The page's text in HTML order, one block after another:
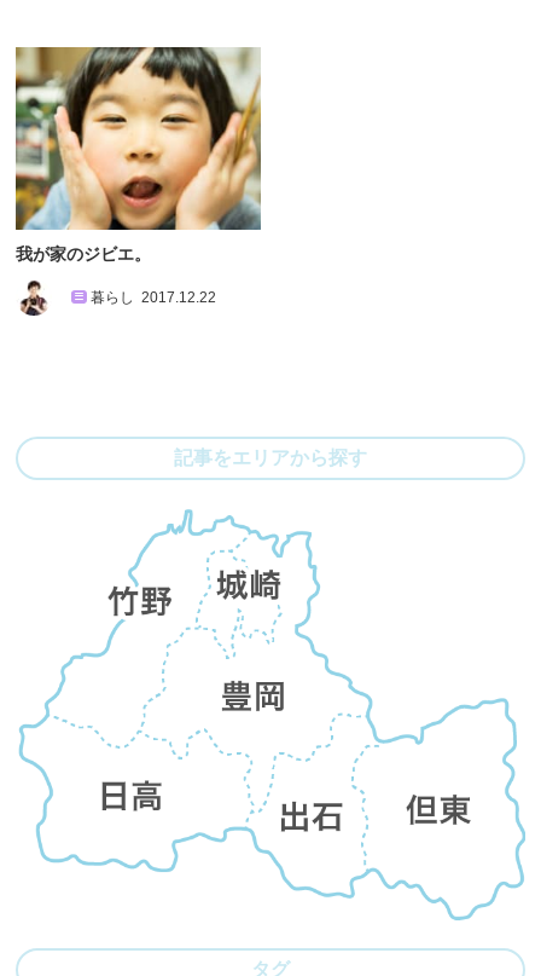
我が家のジビエ。
暮らし 2017.12.22
記事をエリアから探す
タグ